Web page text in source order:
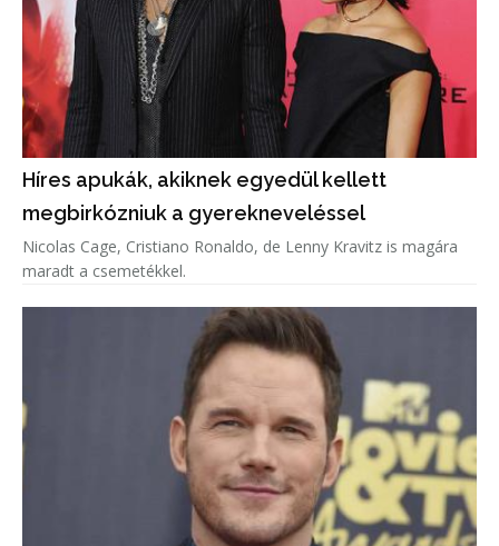
Híres apukák, akiknek egyedül kellett
megbirkózniuk a gyerekneveléssel
Nicolas Cage, Cristiano Ronaldo, de Lenny Kravitz is magára
maradt a csemetékkel.